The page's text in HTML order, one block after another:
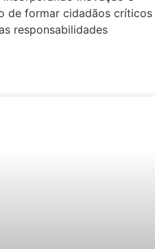
de formar cidadãos críticos
responsabilidades